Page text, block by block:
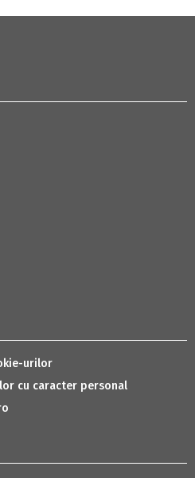
urilor
cu caracter personal